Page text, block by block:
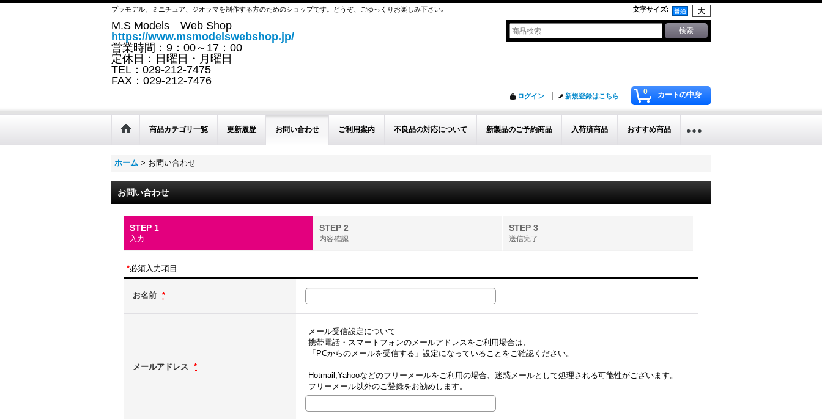
プラモデル、ミニチュア、ジオラマを制作する方のためのショップです。どうぞ、ごゆっくりお楽しみ下さい｡ 文字サイズ:
M.S Models Web Shop
https://www.msmodelswebshop.jp/
営業時間：9：00～17：00
定休日：日曜日・月曜日
TEL：029-212-7475
FAX：029-212-7476
0 カートの中身
ログイン 新規登録はこちら
商品カテゴリ一覧 更新履歴 お問い合わせ ご利用案内 不良品の対応について 新製品のご予約商品 入荷済商品 おすすめ商品
ホーム > お問い合わせ
お問い合わせ
STEP 1
入力
STEP 2
内容確認
STEP 3
送信完了
*必須入力項目
お名前 *
メールアドレス *
メール受信設定について
携帯電話・スマートフォンのメールアドレスをご利用場合は、
「PCからのメールを受信する」設定になっていることをご確認ください。
Hotmail,Yahooなどのフリーメールをご利用の場合、迷惑メールとして処理される可能性がございます。
フリーメール以外のご登録をお勧めします。